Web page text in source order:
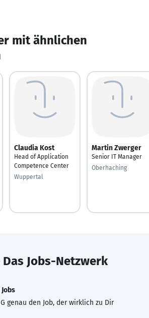
mit ähnlichen
Claudia Kost
Head of Application
Competence Center
Wuppertal
Martin Zwerger
Senior IT Manager
Oberhaching
Das Jobs-Netzwerk
genau den Job, der wirklich zu Dir